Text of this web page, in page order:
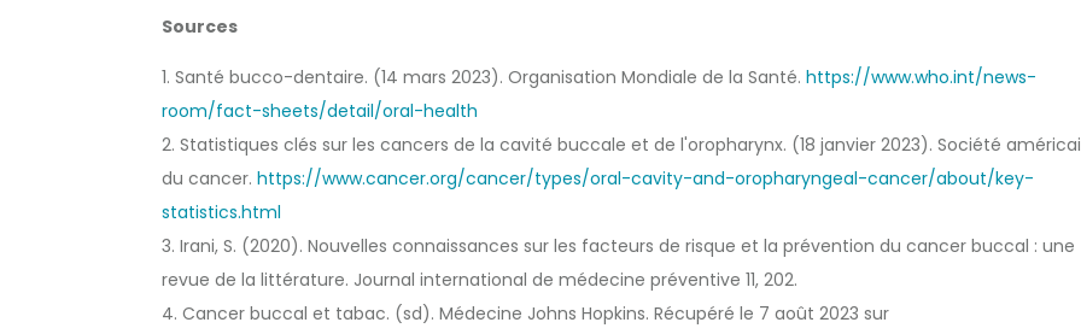
Sources
1. Santé bucco-dentaire. (14 mars 2023). Organisation Mondiale de la Santé.https://www.who.int/news-
room/fact-sheets/detail/oral-health
2. Statistiques clés sur les cancers de la cavité buccale et de l'oropharynx. (18 janvier 2023). Société
du cancer.https://www.cancer.org/cancer/types/oral-cavity-and-oropharyngeal-cancer/about/key-
statistics.html
3. Irani, S. (2020). Nouvelles connaissances sur les facteurs de risque et la prévention du cancer buccal : une
revue de la littérature. Journal international de médecine préventive 11, 202.
4. Cancer buccal et tabac. (sd). Médecine Johns Hopkins. Récupéré le 7 août 2023 sur